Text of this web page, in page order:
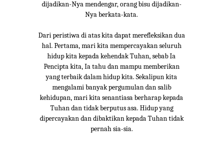
dijadikan-Nya mendengar, orang bisu dijadikan-
Nya berkata-kata.
Dari peristiwa di atas kita dapat merefleksikan dua
hal. Pertama, mari kita mempercayakan seluruh
hidup kita kepada kehendak Tuhan, sebab Ia
Pencipta kita, Ia tahu dan mampu memberikan
yang terbaik dalam hidup kita. Sekalipun kita
mengalami banyak pergumulan dan salib
kehidupan, mari kita senantiasa berharap kepada
Tuhan dan tidak berputus asa. Hidup yang
dipercayakan dan dibaktikan kepada Tuhan tidak
pernah sia-sia.